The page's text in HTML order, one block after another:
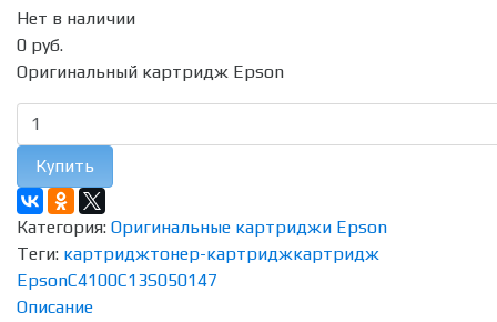
Нет в наличии
0 руб.
Оригинальный картридж Epson
Купить
Категория: Оригинальные картриджи Epson
Теги: картриджтонер-картриджкартридж
EpsonC4100C13S050147
Описание